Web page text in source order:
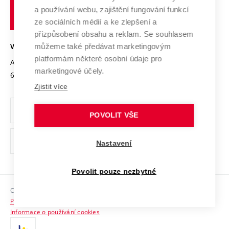
Transfer znalostí
Open Science
Projekty
Projekty ze strukturálních fondů
Specifický výzkum
Služby univerzity
Mezinárodní dohody
Univerzitní sítě
Podnikavá univerzita / ContriBUTe
Bezpečná univerzita
Vyznamenání
Organizační struktura
Ochrana osobních údajů
odkaz)
Sociální bezpečí
HR Award
učení
technické
VYSOKÉ UČENÍ TECHNICKÉ V BRNĚ
Antonínská 548/1
602 00 Brno
www.vut.cz
vut@vutbr.cz
Copyright © 2026 VUT
Prohlášení o přístupnosti
Informace o používání cookies
a používání webu, zajištění fungování funkcí
ze sociálních médií a ke zlepšení a
přizpůsobení obsahu a reklam. Se souhlasem
můžeme také předávat marketingovým
platformám některé osobní údaje pro
marketingové účely.
Zjistit více
POVOLIT VŠE
Nastavení
Povolit pouze nezbytné